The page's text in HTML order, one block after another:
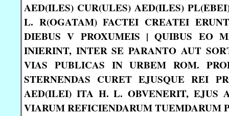
AED(ILES) CUR(ULES) AED(ILES)
L. R(OGATAM) FACTEI CREATEI
DIEBUS V PROXUMEIS | QUIBUS EO
INIERINT, INTER SE PARANTO AUT
VIAS PUBLICAS IN URBEM ROM.
STERNENDAS CURET EJUSQUE REI
AED(ILEI) ITA H. L. OBVENERIT, EJUS
VIARUM REFICIENDARUM TUEMDARUM